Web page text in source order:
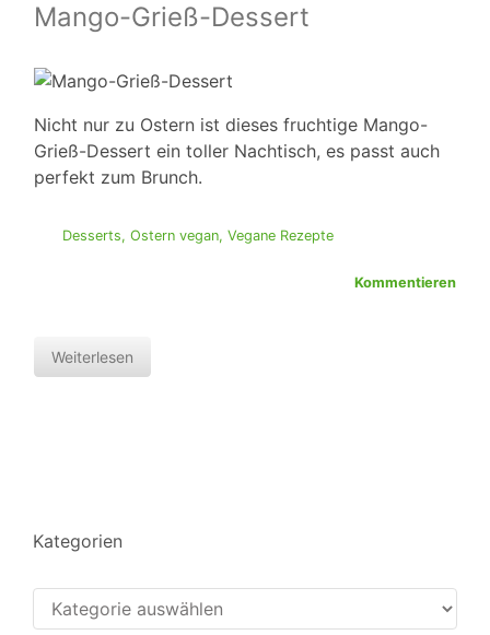
Mango-Grieß-Dessert
Nicht nur zu Ostern ist dieses fruchtige Mango-
Grieß-Dessert ein toller Nachtisch, es passt auch
perfekt zum Brunch.
Desserts, Ostern vegan, Vegane Rezepte
Kommentieren
Weiterlesen
Kategorien
Kategorien